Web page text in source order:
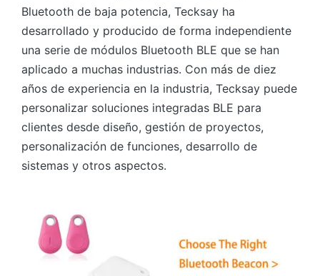
Bluetooth de baja potencia, Tecksay ha
desarrollado y producido de forma independiente
una serie de módulos Bluetooth BLE que se han
aplicado a muchas industrias. Con más de diez
años de experiencia en la industria, Tecksay puede
personalizar soluciones integradas BLE para
clientes desde diseño, gestión de proyectos,
personalización de funciones, desarrollo de
sistemas y otros aspectos.